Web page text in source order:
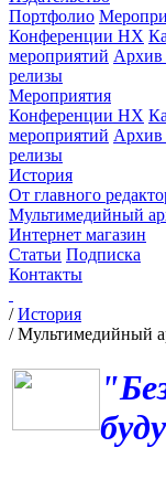
Портфолио
Конференции НХ
мероприятий Архив
релизы
Мероприятия
Конференции НХ
мероприятий Архив
релизы
История
От главного
Мультимедийный
Интернет магазин
Статьи Подписка
Контакты
/История
/Мультимедийный